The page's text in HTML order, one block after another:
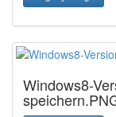
Windows8-